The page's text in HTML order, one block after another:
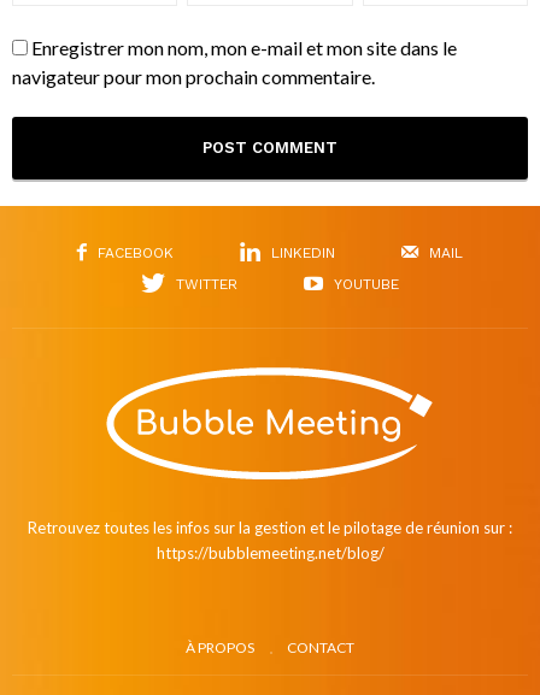
Enregistrer mon nom, mon e-mail et mon site dans le
navigateur pour mon prochain commentaire.
FACEBOOK LINKEDIN
MAIL
TWITTER
YOUTUBE
Retrouvez toutes les infos sur la gestion et le pilotage de réunion sur :
https://bubblemeeting.net/blog/
À PROPOS CONTACT